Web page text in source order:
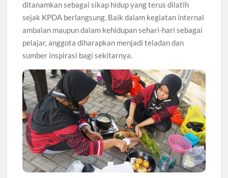
ditanamkan sebagai sikap hidup yang terus dilatih
sejak KPDA berlangsung. Baik dalam kegiatan internal
ambalan maupun dalam kehidupan sehari-hari sebagai
pelajar, anggota diharapkan menjadi teladan dan
sumber inspirasi bagi sekitarnya.